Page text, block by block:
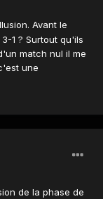
Avant le
1 ? Surtout qu'ils
match nul il me
une
de la phase de